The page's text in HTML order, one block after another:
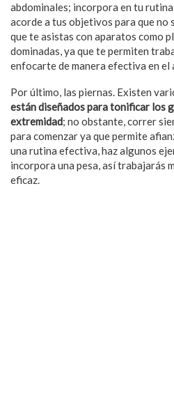
abdominales; incorpora en tu
acorde a tus objetivos para que no
que te asistas con aparatos como
dominadas, ya que te permiten
enfocarte de manera efectiva en el
Por último, las piernas. Existen
están diseñados para tonificar los
extremidad; no obstante, correr
para comenzar ya que permite
una rutina efectiva, haz algunos
incorpora una pesa, así trabajarás
eficaz.